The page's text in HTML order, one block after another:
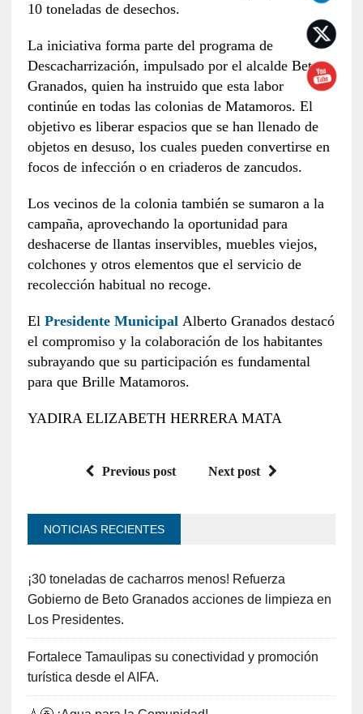
10 toneladas de desechos.
La iniciativa forma parte del programa de
Descacharrización, impulsado por el alcalde Beto
Granados, quien ha instruido que esta labor
continúe en todas las colonias de Matamoros. El
objetivo es liberar espacios que se han llenado de
objetos en desuso, los cuales pueden convertirse en
focos de infección o en criaderos de zancudos.
Los vecinos de la colonia también se sumaron a la
campaña, aprovechando la oportunidad para
deshacerse de llantas inservibles, muebles viejos,
colchones y otros elementos que el servicio de
recolección habitual no recoge.
El Presidente MunicipalAlberto Granados destacó
el compromiso y la colaboración de los habitantes
subrayando que su participación es fundamental
para que Brille Matamoros.
YADIRA ELIZABETH HERRERA MATA
Previous post Next post
NOTICIAS RECIENTES
¡30 toneladas de cacharros menos! Refuerza
Gobierno de Beto Granados acciones de limpieza en
Los Presidentes.
Fortalece Tamaulipas su conectividad y promoción
turística desde el AIFA.